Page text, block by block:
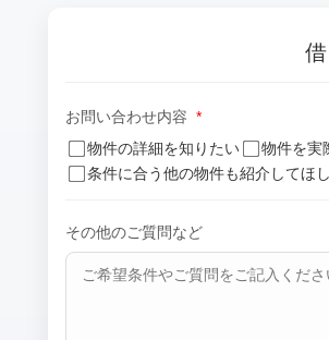
お問い合わせ内容 *
物件の詳細を知りたい
物件を実
条件に合う他の物件も紹介してほ
その他のご質問など